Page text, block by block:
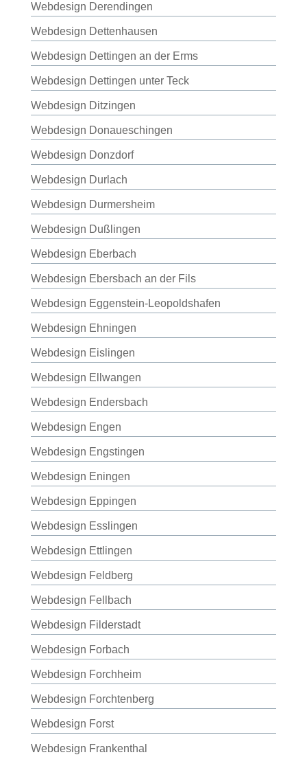
Webdesign Derendingen
Webdesign Dettenhausen
Webdesign Dettingen an der Erms
Webdesign Dettingen unter Teck
Webdesign Ditzingen
Webdesign Donaueschingen
Webdesign Donzdorf
Webdesign Durlach
Webdesign Durmersheim
Webdesign Dußlingen
Webdesign Eberbach
Webdesign Ebersbach an der Fils
Webdesign Eggenstein-Leopoldshafen
Webdesign Ehningen
Webdesign Eislingen
Webdesign Ellwangen
Webdesign Endersbach
Webdesign Engen
Webdesign Engstingen
Webdesign Eningen
Webdesign Eppingen
Webdesign Esslingen
Webdesign Ettlingen
Webdesign Feldberg
Webdesign Fellbach
Webdesign Filderstadt
Webdesign Forbach
Webdesign Forchheim
Webdesign Forchtenberg
Webdesign Forst
Webdesign Frankenthal